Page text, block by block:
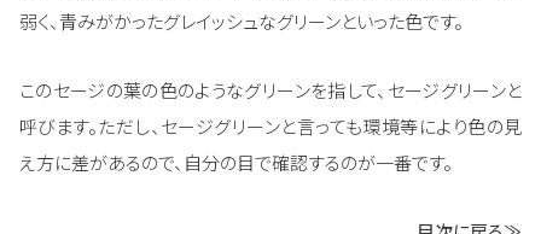
弱く、青みがかったグレイッシュなグリーンといった色です。
このセージの葉の色のようなグリーンを指して、セージグリーンと
呼びます。ただし、セージグリーンと言っても環境等により色の見
え方に差があるので、自分の目で確認するのが一番です。